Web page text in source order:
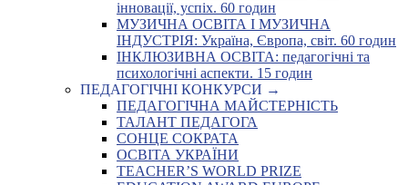
інновації, успіх. 60 годин
МУЗИЧНА ОСВІТА І МУЗИЧНА
ІНДУСТРІЯ: Україна, Європа, світ. 60 годин
ІНКЛЮЗИВНА ОСВІТА: педагогічні та
психологічні аспекти. 15 годин
ПЕДАГОГІЧНІ КОНКУРСИ →
ПЕДАГОГІЧНА МАЙСТЕРНІСТЬ
ТАЛАНТ ПЕДАГОГА
СОНЦЕ СОКРАТА
ОСВІТА УКРАЇНИ
TEACHER’S WORLD PRIZE